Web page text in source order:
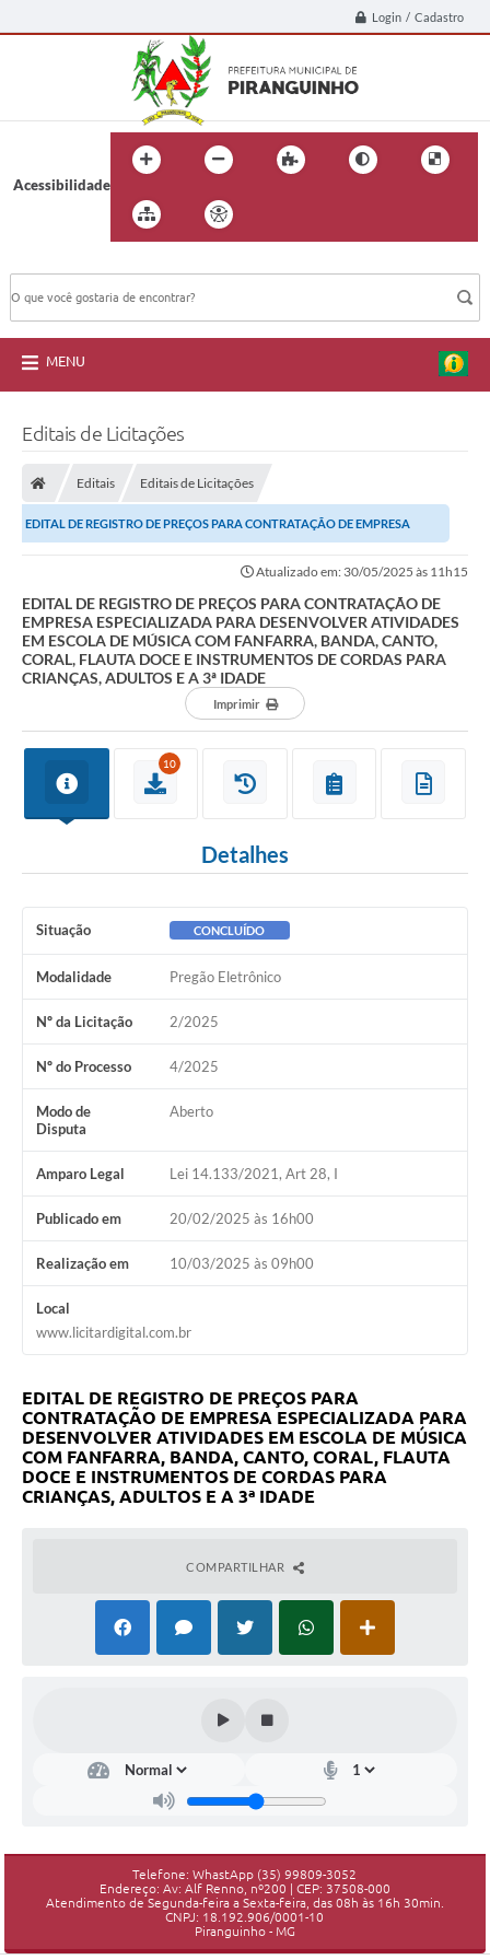
Login / Cadastro
Acessibilidade
MENU
Editais de Licitações
Editais Editais de Licitações
EDITAL DE REGISTRO DE PREÇOS PARA CONTRATAÇÃO DE EMPRESA
Atualizado em: 30/05/2025 às 11h15
EDITAL DE REGISTRO DE PREÇOS PARA CONTRATAÇÃO DE
EMPRESA ESPECIALIZADA PARA DESENVOLVER ATIVIDADES
EM ESCOLA DE MÚSICA COM FANFARRA, BANDA, CANTO,
CORAL, FLAUTA DOCE E INSTRUMENTOS DE CORDAS PARA
CRIANÇAS, ADULTOS E A 3ª IDADE
Imprimir
10
Detalhes
Situação CONCLUÍDO
Modalidade Pregão Eletrônico
Nº da Licitação 2/2025
Nº do Processo 4/2025
Modo de
Disputa
Aberto
Amparo Legal Lei 14.133/2021, Art 28, I
Publicado em 20/02/2025 às 16h00
Realização em 10/03/2025 às 09h00
Local
www.licitardigital.com.br
EDITAL DE REGISTRO DE PREÇOS PARA
CONTRATAÇÃO DE EMPRESA ESPECIALIZADA PARA
DESENVOLVER ATIVIDADES EM ESCOLA DE MÚSICA
COM FANFARRA, BANDA, CANTO, CORAL, FLAUTA
DOCE E INSTRUMENTOS DE CORDAS PARA
CRIANÇAS, ADULTOS E A 3ª IDADE
COMPARTILHAR
Telefone: WhastApp (35) 99809-3052
Endereço: Av: Alf Renno, nº200 | CEP: 37508-000
Atendimento de Segunda-feira a Sexta-feira, das 08h às 16h 30min.
CNPJ: 18.192.906/0001-10
Piranguinho - MG